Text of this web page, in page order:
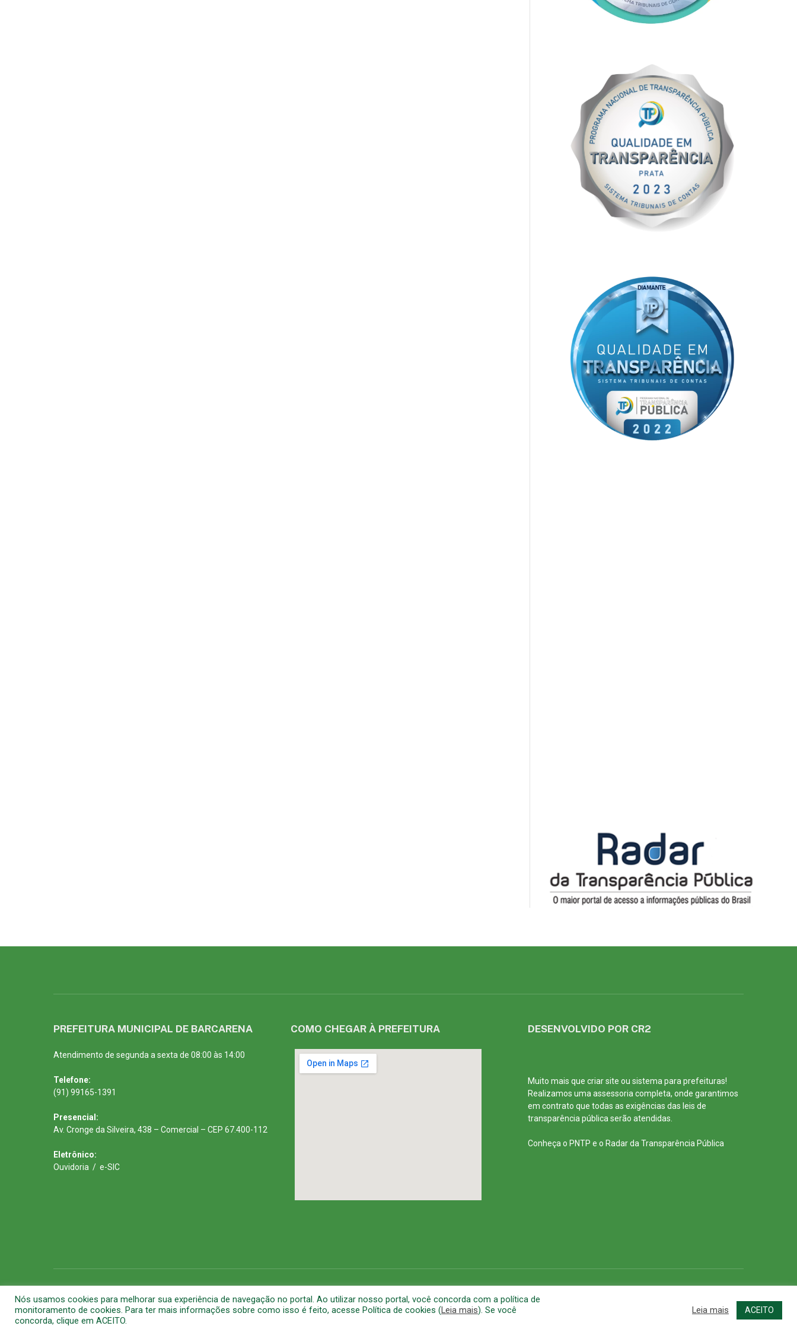
PREFEITURA MUNICIPAL DE BARCARENA
Atendimento de segunda a sexta de 08:00 às 14:00
Telefone:
(91) 99165-1391
Presencial:
Av. Cronge da Silveira, 438 – Comercial – CEP 67.400-112
Eletrônico:
Ouvidoria / e-SIC
COMO CHEGAR À PREFEITURA DESENVOLVIDO POR CR2
Muito mais que criar site ou sistema para prefeituras!
Realizamos uma assessoria completa, onde garantimos
em contrato que todas as exigências das leis de
transparência pública serão atendidas.
Conheça o PNTP e o Radar da Transparência Pública
Nós usamos cookies para melhorar sua experiência de navegação no portal. Ao utilizar nosso portal, você concorda com a política de
monitoramento de cookies. Para ter mais informações sobre como isso é feito, acesse Política de cookies (Leia mais). Se você
concorda, clique em ACEITO.
Leia mais ACEITO